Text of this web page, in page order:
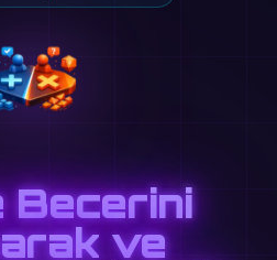
Becerini
ve